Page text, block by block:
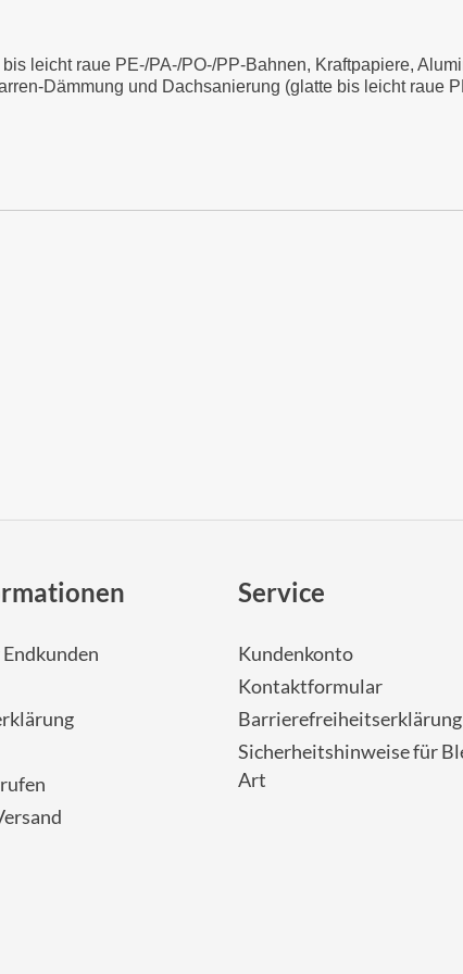
leicht raue PE-/PA-/PO-/PP-Bahnen, Kraftpapiere,
Dämmung und Dachsanierung (glatte bis leicht raue
Service
Kundenkonto
Kontaktformular
Barrierefreiheitserklärung
Sicherheitshinweise für
Art